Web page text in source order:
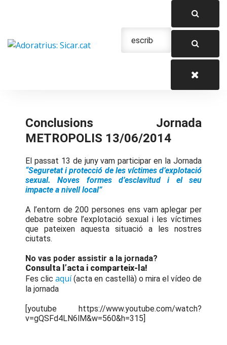
Conclusions Jornada
METROPOLIS 13/06/2014
El passat 13 de juny vam participar en la Jornada
“Seguretat i protecció de les víctimes d’explotació
sexual. Noves formes d’esclavitud i el seu
impacte a nivell local”
A l’entorn de 200 persones ens vam aplegar per
debatre sobre l’explotació sexual i les víctimes
que pateixen aquesta situació a les nostres
ciutats.
No vas poder assistir a la jornada?
Consulta l’acta i comparteix-la!
Fes clicaquí(acta en castellà) o mira el vídeo de
la jornada
[youtube https://www.youtube.com/watch?
v=gQSFd4LN6lM&w=560&h=315]